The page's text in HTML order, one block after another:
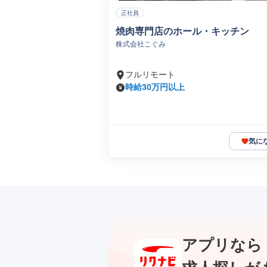
正社員
焼肉専門店のホール・キッチン
株式会社こぐみ
フルリモート
時給30万円以上
気に
アプリなら